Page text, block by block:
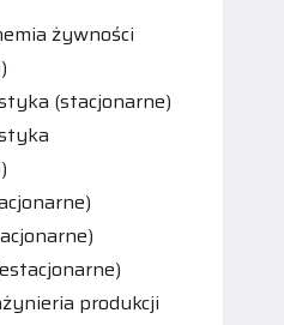
żywności
(stacjonarne)
produkcji